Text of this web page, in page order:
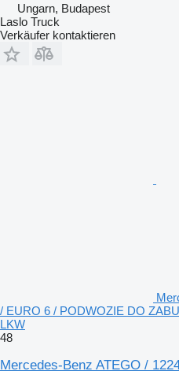
Ungarn, Budapest
Laslo Truck
Verkäufer kontaktieren
/ EURO 6 / PODWOZIE DO
LKW
48
Mercedes-Benz ATEGO /